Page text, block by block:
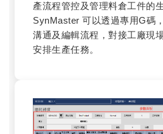
產流程管控及管理料倉工件的
SynMaster 可以透過專用G碼
溝通及編輯流程，對接工廠現
安排生產任務。